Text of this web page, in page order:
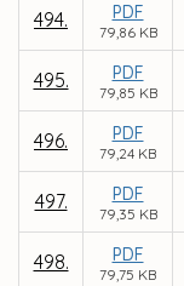
494. PDF
79,86 KB
495. PDF
79,85 KB
496. PDF
79,24 KB
497. PDF
79,35 KB
498. PDF
79,75 KB